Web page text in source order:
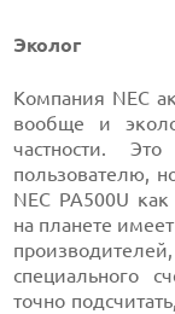
Эколог
Компания NEC
вообще и
частности.
пользователю,
NEC PA500U
на планете
специального
точно